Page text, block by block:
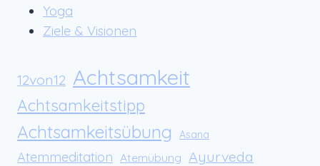
Yoga
Ziele & Visionen
12von12 Achtsamkeit
Achtsamkeitstipp
Achtsamkeitsübung Asana
Atemmeditation Atemübung Ayurveda